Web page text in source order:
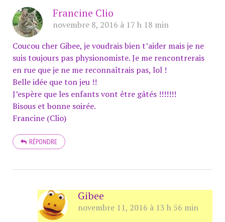
Francine Clio
novembre 8, 2016 à 17 h 18 min
Coucou cher Gibee, je voudrais bien t’aider mais je ne
suis toujours pas physionomiste. Je me rencontrerais
en rue que je ne me reconnaîtrais pas, lol !
Belle idée que ton jeu !!
J’espère que les enfants vont être gâtés !!!!!!!
Bisous et bonne soirée.
Francine (Clio)
RÉPONDRE
Gibee
novembre 11, 2016 à 13 h 56 min